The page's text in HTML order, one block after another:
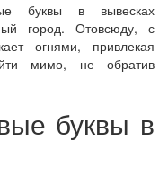
буквы в вывесках
город. Отовсюду, с
огнями, привлекая
мимо, не обратив
буквы в